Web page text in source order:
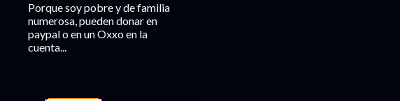
Porque soy pobre y de familia
numerosa, pueden donar en
paypal o en un Oxxo en la
cuenta...